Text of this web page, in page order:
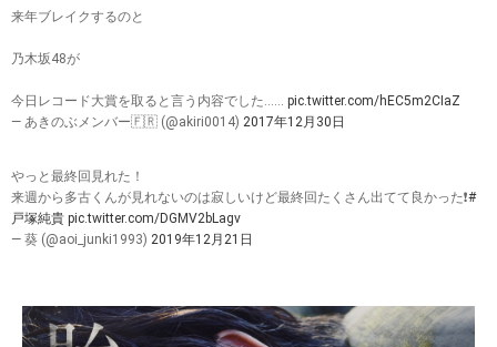
来年ブレイクするのと
乃木坂48が
今日レコード大賞を取ると言う内容でした…… pic.twitter.com/hEC5m2CIaZ
— あきのぶメンバー🇫🇷 (@akiri0014) 2017年12月30日
やっと最終回見れた！
来週から多古くんが見れないのは寂しいけど最終回たくさん出てて良かった❗️#
戸塚純貴 pic.twitter.com/DGMV2bLagv
— 葵 (@aoi_junki1993) 2019年12月21日